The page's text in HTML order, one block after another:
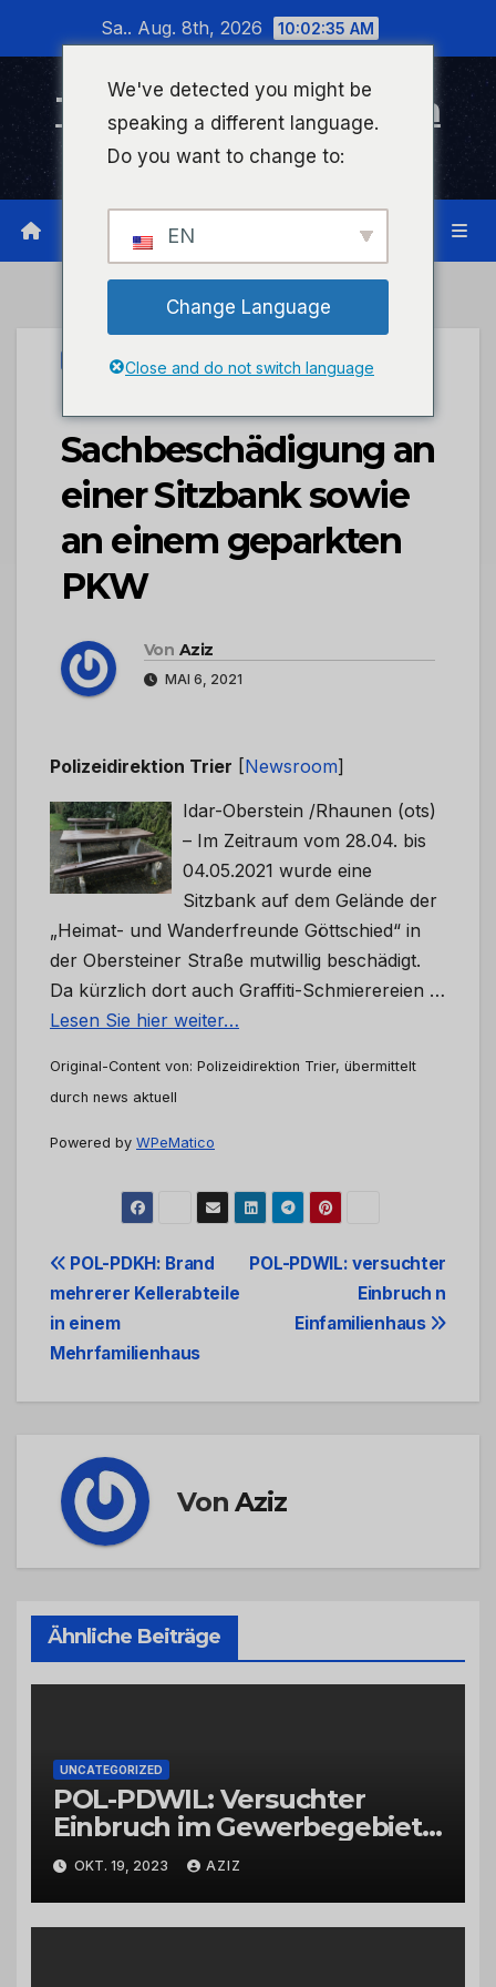
wechseln
Sa.. Aug. 8th, 2026 10:02:35 AM
Timeline Bad Kreuznach
Infonetzwerk für Bad Kreuznach
UNCATEGORIZED
POL-PDTR:
Sachbeschädigung an
einer Sitzbank sowie
an einem geparkten
PKW
Von Aziz
MAI 6, 2021
Polizeidirektion Trier [Newsroom]
Idar-Oberstein /Rhaunen (ots)
– Im Zeitraum vom 28.04. bis
04.05.2021 wurde eine
Sitzbank auf dem Gelände der
„Heimat- und Wanderfreunde Göttschied“ in
der Obersteiner Straße mutwillig beschädigt.
Da kürzlich dort auch Graffiti-Schmierereien …
Lesen Sie hier weiter…
Original-Content von: Polizeidirektion Trier, übermittelt
durch news aktuell
Powered by WPeMatico
Beitrags-
Navigation
POL-PDWIL: versuchter
Einbruch n
Einfamilienhaus
POL-PDKH: Brand
mehrerer Kellerabteile
in einem
Mehrfamilienhaus
VonAziz
Ähnliche Beiträge
UNCATEGORIZED
POL-PDWIL: Versuchter
Einbruch im Gewerbegebiet
Wittlich
OKT. 19, 2023 AZIZ
We've detected you might be
speaking a different language.
Do you want to change to:
EN
Change Language
Close and do not switch language